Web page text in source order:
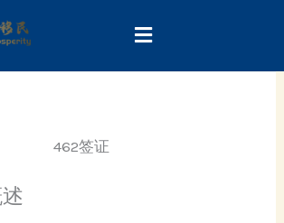
462签证